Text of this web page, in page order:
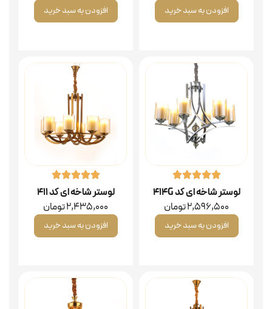
افزودن به سبد خرید افزودن به سبد خرید
لوستر شاخه ای کد 414G
2,596,500تومان
افزودن به سبد خرید
لوستر شاخه ای کد ۴۱۱
2,435,000تومان
افزودن به سبد خرید